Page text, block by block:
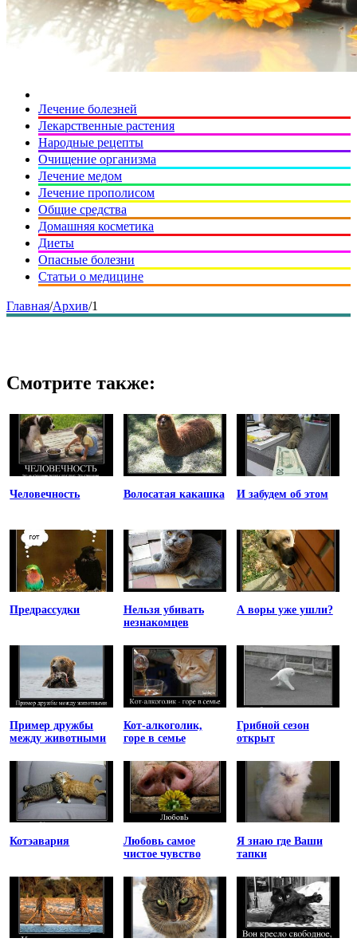
Лечение болезней
Лекарственные растения
Народные рецепты
Очищение организма
Лечение медом
Лечение прополисом
Общие средства
Домашняя косметика
Диеты
Опасные болезни
Статьи о медицине
Главная/Архив/1
Смотрите также:
Человечность Волосатая какашка И забудем об этом
Предрассудки
Нельзя убивать
незнакомцев
А воры уже ушли?
Пример дружбы
между животными
Кот-алкоголик,
горе в семье
Грибной сезон
открыт
Котэавария
Любовь самое
чистое чувство
Я знаю где Ваши
тапки